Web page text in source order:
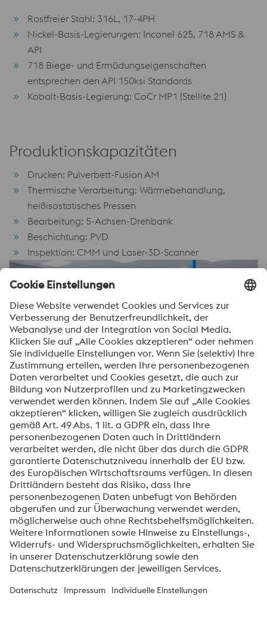
Rostfreier Stahl: 316L, 17-4PH
Nickel-Basis-Legierungen: Inconel 625, 718 AMS &
API
718 Biege- und Ermüdungseigenschaften
entsprechen den API 150ksi Standards
Kobalt-Basis-Legierung: CoCr MP1 (Stellite 21)
Produktionskapazitäten
Drucken: Pulverbett-Fusion AM
Thermische Verarbeitung: Wärmebehandlung,
heißisostatisches Pressen
Bearbeitung: 5-Achsen-Drehbank
Beschichtung: PVD
Inspektion: CMM und Laser-3D-Scanner
Folgen Sie voestalpine Additive Manufacturing auf
LinkedIn
Über die High Performance Metals Division
Die High Performance Metals Division des voestalpine-Konzerns
ist auf die Produktion und Verarbeitung von